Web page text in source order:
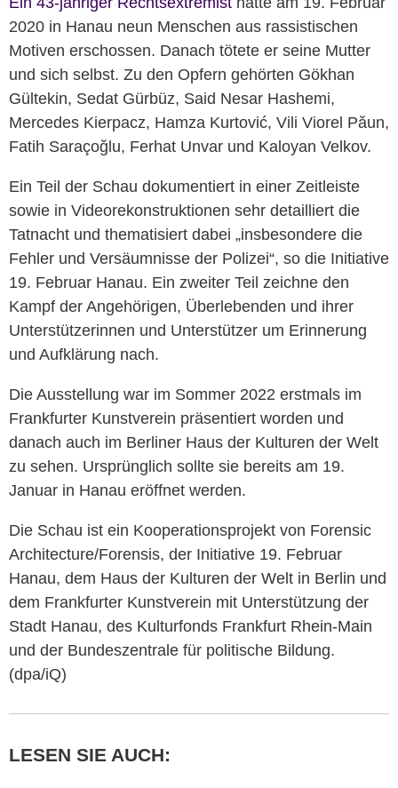
2020 in Hanau neun Menschen aus rassistischen
Motiven erschossen. Danach tötete er seine Mutter
und sich selbst. Zu den Opfern gehörten Gökhan
Gültekin, Sedat Gürbüz, Said Nesar Hashemi,
Mercedes Kierpacz, Hamza Kurtović, Vili Viorel Păun,
Fatih Saraçoğlu, Ferhat Unvar und Kaloyan Velkov.
Ein Teil der Schau dokumentiert in einer Zeitleiste
sowie in Videorekonstruktionen sehr detailliert die
Tatnacht und thematisiert dabei „insbesondere die
Fehler und Versäumnisse der Polizei“, so die Initiative
19. Februar Hanau. Ein zweiter Teil zeichne den
Kampf der Angehörigen, Überlebenden und ihrer
Unterstützerinnen und Unterstützer um Erinnerung
und Aufklärung nach.
Die Ausstellung war im Sommer 2022 erstmals im
Frankfurter Kunstverein präsentiert worden und
danach auch im Berliner Haus der Kulturen der Welt
zu sehen. Ursprünglich sollte sie bereits am 19.
Januar in Hanau eröffnet werden.
Die Schau ist ein Kooperationsprojekt von Forensic
Architecture/Forensis, der Initiative 19. Februar
Hanau, dem Haus der Kulturen der Welt in Berlin und
dem Frankfurter Kunstverein mit Unterstützung der
Stadt Hanau, des Kulturfonds Frankfurt Rhein-Main
und der Bundeszentrale für politische Bildung.
(dpa/iQ)
LESEN SIE AUCH: